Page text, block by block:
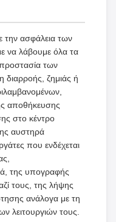
την ασφάλεια των
να λάβουμε όλα τα
των
ζημιάς ή
αποθήκευσης
στο κέντρο
αυστηρά
που ενδέχεται
της υπογραφής
τους, της λήψης
ανάλογα με τη
λειτουργιών τους.